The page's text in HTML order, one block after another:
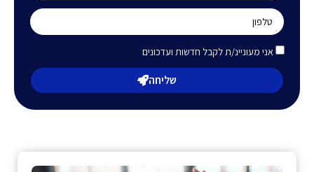
אני מעוניינ/ת לקבל חדשות ועדכונים
שליחה